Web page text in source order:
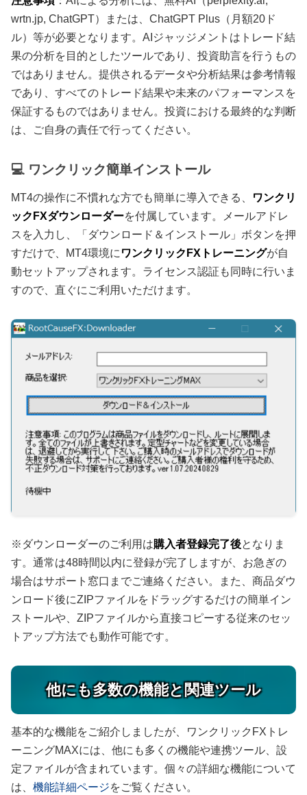
wrtn.jp, ChatGPT）または、ChatGPT Plus（月額20ド
ル）等が必要となります。AIジャッジメントはトレード結
果の分析を目的としたツールであり、投資助言を行うもの
ではありません。提供されるデータや分析結果は参考情報
であり、すべてのトレード結果や未来のパフォーマンスを
保証するものではありません。投資における最終的な判断
は、ご自身の責任で行ってください。
💻 ワンクリック簡単インストール
MT4の操作に不慣れな方でも簡単に導入できる、
ワンクリ
ックFXダウンローダーを付属しています。メールアドレ
スを入力し、「ダウンロード＆インストール」ボタンを押
すだけで、MT4環境に ワンクリックFXトレーニングが自
動セットアップされます。ライセンス認証も同時に行いま
すので、直ぐにご利用いただけます。
※ダウンローダーのご利用は購入者登録完了後となりま
す。通常は48時間以内に登録が完了しますが、お急ぎの
場合はサポート窓口までご連絡ください。また、商品ダウ
ンロード後にZIPファイルをドラッグするだけの簡単イン
ストールや、ZIPファイルから直接コピーする従来のセッ
トアップ方法でも動作可能です。
他にも多数の機能と関連ツール
基本的な機能をご紹介しましたが、ワンクリックFXトレ
ーニングMAXには、他にも多くの機能や連携ツール、設
定ファイルが含まれています。個々の詳細な機能について
は、 機能詳細ページをご覧ください。